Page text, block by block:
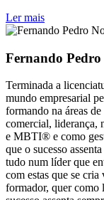
Ler mais
Fernando Pedro
Terminada a
mundo empresarial
formando na áreas
comercial, liderança,
e MBTI® e como
que o sucesso
tudo num líder que
com estas que se
formador, quer como